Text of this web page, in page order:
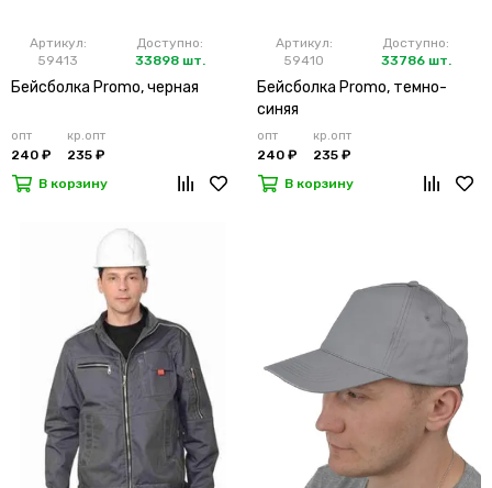
Артикул:
59413
Доступно:
33898 шт.
Бейсболка Promo, черная
опт
240 ₽
кр.опт
235 ₽
В корзину
Артикул:
59410
Доступно:
33786 шт.
Бейсболка Promo, темно-
синяя
опт
240 ₽
кр.опт
235 ₽
В корзину